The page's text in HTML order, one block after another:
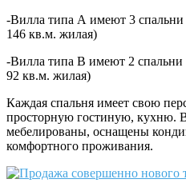
-Вилла типа А имеют 3
146 кв.м. жилая)
-Вилла типа В имеют 2
92 кв.м. жилая)
Каждая спальня имеет свою
просторную гостиную, кухню.
мебелированы, оснащены
комфортного проживания.